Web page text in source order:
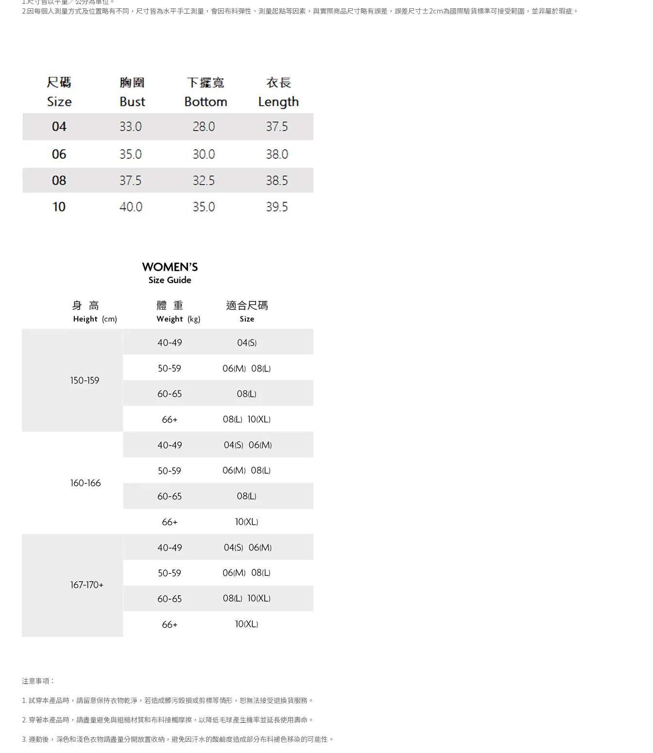
2.因每個人測量方式及位置略有不同，尺寸皆為水平手工測量，會因布料彈性、測量起點等因素，與實際商品尺寸略有誤差，誤差尺寸±2cm為國際驗貨標準可接受範圍，並非屬於瑕疵。
注意事項：
1. 試穿本產品時，請留意保持衣物乾淨，若造成髒污毀損或剪標等情形，恕無法接受退換貨服務。
2. 穿著本產品時，請盡量避免與粗糙材質和布料接觸摩擦，以降低毛球產生機率並延長使用壽命。
3. 運動後，深色和淺色衣物請盡量分開放置收納，避免因汗水的酸鹼度造成部分布料褪色移染的可能性。